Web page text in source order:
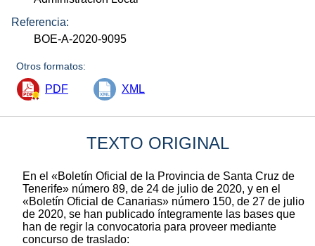
Referencia:
BOE-A-2020-9095
Otros formatos:
PDF XML
TEXTO ORIGINAL
En el «Boletín Oficial de la Provincia de Santa Cruz de
Tenerife» número 89, de 24 de julio de 2020, y en el
«Boletín Oficial de Canarias» número 150, de 27 de julio
de 2020, se han publicado íntegramente las bases que
han de regir la convocatoria para proveer mediante
concurso de traslado: